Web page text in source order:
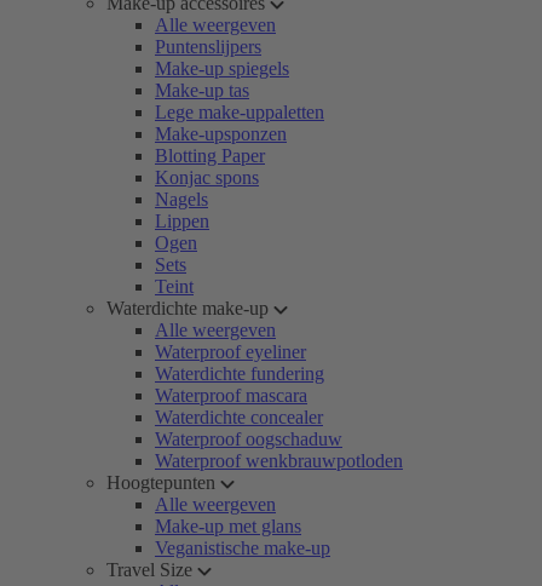
Alle weergeven
Puntenslijpers
Make-up spiegels
Make-up tas
Lege make-uppaletten
Make-upsponzen
Blotting Paper
Konjac spons
Nagels
Lippen
Ogen
Sets
Teint
Waterdichte make-up
Alle weergeven
Waterproof eyeliner
Waterdichte fundering
Waterproof mascara
Waterdichte concealer
Waterproof oogschaduw
Waterproof wenkbrauwpotloden
Hoogtepunten
Alle weergeven
Make-up met glans
Veganistische make-up
Travel Size